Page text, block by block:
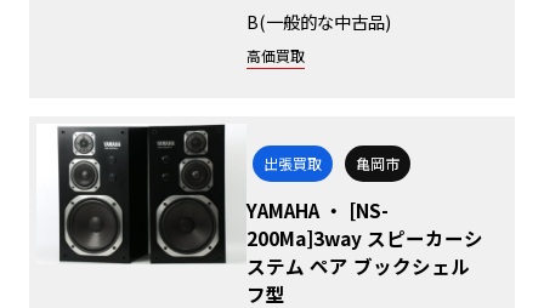
B(一般的な中古品)
高価買取
出張買取 亀岡市
YAMAHA ・ [NS-
200Ma]3way スピーカーシ
ステム ペア ブックシェル
フ型